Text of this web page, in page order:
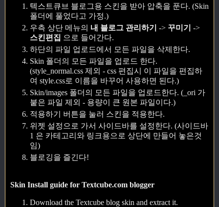
텍스트큐브 블로그용 스킨을 받아 압축을 푼다. (Skin
폴더에 풀었다고 가정.)
우측 상단 메뉴의 내 블로그 관리하기 -> 꾸미기 ->
스킨편집 으로 들어간다.
하단의 파일 업로드에서 모든 파일을 삭제한다.
Skin 폴더의 모든 파일을 업로드 한다.
(style_normal.css 제외 - css 편집시 이 파일을 편집하
여 style.css로 이름을 바꾸어 사용하면 된다.)
Skin/images 폴더의 모든 파일을 업로드한다. (_ori 가
붙은 파일 제외 - 용량이 큰 원본 파일이다.)
적용하기 버튼을 눌러 스킨을 적용한다.
위젯 설정으로 가서 사이드바를 설정한다. (사이드바
1 은 카테고리와 링크용으로 상단에 만들어 놓은것
임)
블로깅을 즐긴다!
Skin Install guide for Textcube.com blogger
Download the Textcube blog skin and extract it.